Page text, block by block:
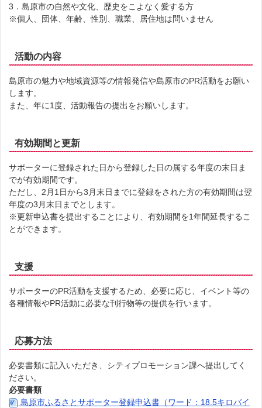
3．島原市の自然や文化、歴史をこよなく愛する方
※個人、団体、年齢、性別、職業、居住地は問いません
活動の内容
島原市の魅力や地域資源等の情報発信や島原市のPR活動をお願い
します。
また、年に1度、活動報告の提出をお願いします。
有効期間と更新
サポーターに登録された日から登録した日の属する年度の末日ま
でが有効期間です。
ただし、2月1日から3月末日までに登録をされた方の有効期間は翌
年度の3月末日までとします。
※更新申込書を提出することにより、有効期間を1年間延長するこ
とができます。
支援
サポーターのPR活動を支援するため、必要に応じ、イベント等の
各種情報やPR活動に必要な刊行物等の提供を行います。
応募方法
必要書類に記入いただき、シティプロモーション課へ提出してく
ださい。
必要書類
島原市ふるさとサポーター登録申込書（ワード：18.5キロバイ